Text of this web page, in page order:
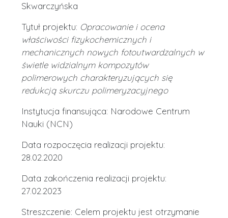
Skwarczyńska
Tytuł projektu: Opracowanie i ocena
właściwości fizykochemicznych i
mechanicznych nowych fotoutwardzalnych w
świetle widzialnym kompozytów
polimerowych charakteryzujących się
redukcją skurczu polimeryzacyjnego
Instytucja finansująca: Narodowe Centrum
Nauki (NCN)
Data rozpoczęcia realizacji projektu:
28.02.2020
Data zakończenia realizacji projektu:
27.02.2023
Streszczenie: Celem projektu jest otrzymanie